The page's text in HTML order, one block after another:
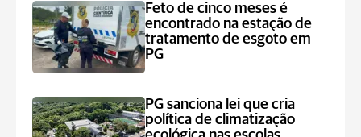
Feto de cinco meses é
encontrado na estação de
tratamento de esgoto em
PG
PG sanciona lei que cria
política de climatização